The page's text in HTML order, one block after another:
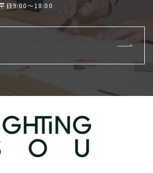
日9:00～18:00